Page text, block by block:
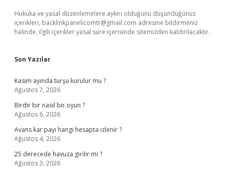
Hukuka ve yasal düzenlemelere aykırı olduğunu düşündüğünüz
içerikleri, backlinkpanelicomtr@gmail.com adresine bildirmeniz
halinde, ilgili içerikler yasal süre içerisinde sitemizden kaldırılacaktır.
Son Yazılar
Kasim ayında turşu kurulur mu ?
Ağustos 7, 2026
Birdir bir nasıl bir oyun ?
Ağustos 6, 2026
Avans kar payı hangi hesapta izlenir ?
Ağustos 4, 2026
25 derecede havuza girilir mi ?
Ağustos 3, 2026